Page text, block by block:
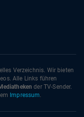
Verzeichnis. Wir bieten
Alle Links führen
der TV-Sender.
Impressum.